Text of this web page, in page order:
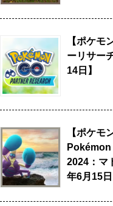
【ポケモ
ーリサー
14日】
【ポケモ
Pokémon
2024：マ
年6月15日